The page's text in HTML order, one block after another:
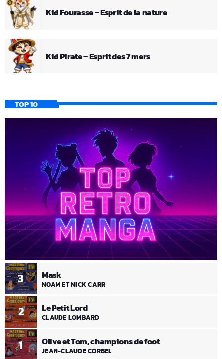
Kid Fourasse – Esprit de la nature
Kid Pirate – Esprit des 7 mers
TOP 10
1 Olive et Tom, champions de foot
JEAN-CLAUDE CORBEL
2 Le Petit Lord
CLAUDE LOMBARD
3 Mask
NOAM ET NICK CARR